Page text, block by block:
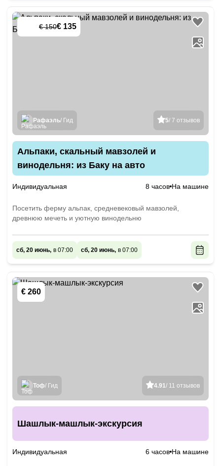
€ 150€ 135
5/ 7 отзывов
Рафаэль/ Гид
Альпаки, скальный мавзолей и
винодельня: из Баку на авто
Индивидуальная 8 часов На машине
Посетить ферму альпак, средневековый мавзолей,
древнюю мечеть и уютную винодельню
сб, 20 июнь, в 07:00 сб, 20 июнь, в 07:00
€ 260
4.91/ 11 отзывов
Тоф/ Гид
Шашлык-машлык-экскурсия
Индивидуальная 6 часов На машине